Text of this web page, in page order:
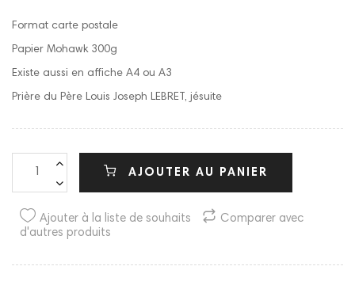
Format carte postale
Papier Mohawk 300g
Existe aussi en affiche A4 ou A3
Prière du Père Louis Joseph LEBRET, jésuite
AJOUTER AU PANIER
Ajouter à la liste de souhaits
Comparer avec
d'autres produits